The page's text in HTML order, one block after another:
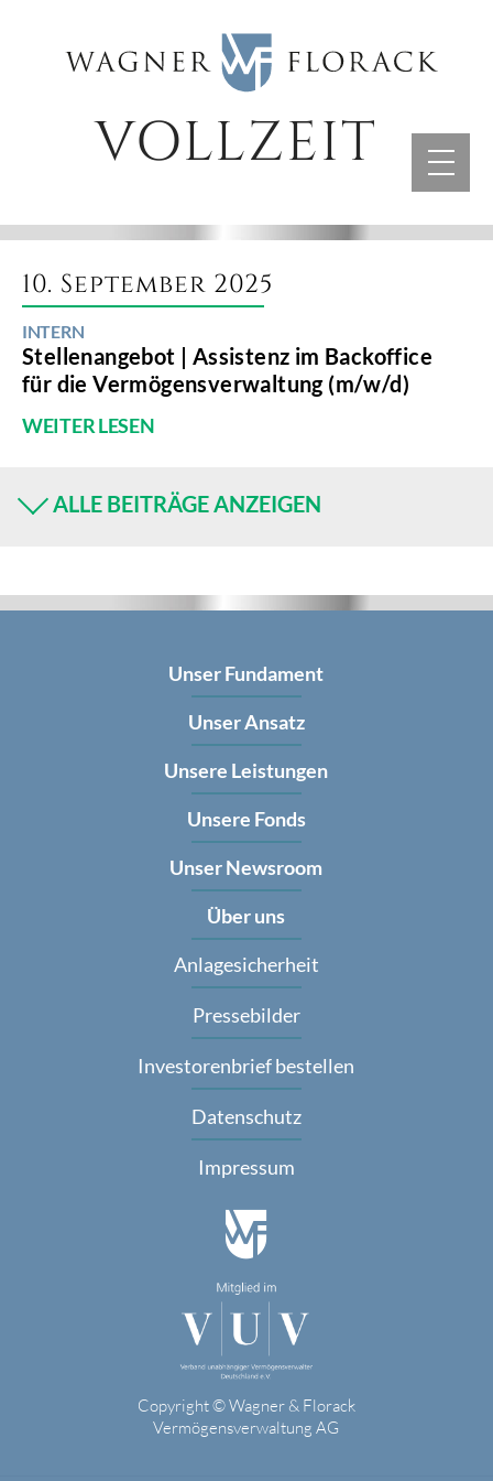
VOLLZEIT
10. September 2025
INTERN
Stellenangebot | Assistenz im Backoffice
für die Vermögensverwaltung (m/w/d)
WEITER LESEN
ALLE BEITRÄGE ANZEIGEN
Unser Fundament
Unser Ansatz
Unsere Leistungen
Unsere Fonds
Unser Newsroom
Über uns
Anlagesicherheit
Pressebilder
Investorenbrief bestellen
Datenschutz
Impressum
Copyright © Wagner & Florack
Vermögensverwaltung AG